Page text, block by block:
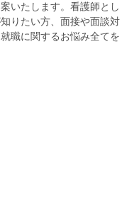
いたします。看護師とし
りたい方、面接や面談対
職に関するお悩み全てを